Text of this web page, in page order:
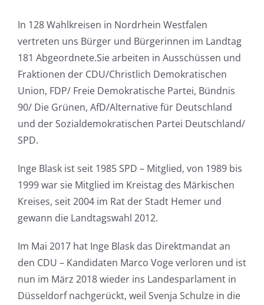
In 128 Wahlkreisen in Nordrhein Westfalen
vertreten uns Bürger und Bürgerinnen im Landtag
181 Abgeordnete.Sie arbeiten in Ausschüssen und
Fraktionen der CDU/Christlich Demokratischen
Union, FDP/ Freie Demokratische Partei, Bündnis
90/ Die Grünen, AfD/Alternative für Deutschland
und der Sozialdemokratischen Partei Deutschland/
SPD.
Inge Blask ist seit 1985 SPD – Mitglied, von 1989 bis
1999 war sie Mitglied im Kreistag des Märkischen
Kreises, seit 2004 im Rat der Stadt Hemer und
gewann die Landtagswahl 2012.
Im Mai 2017 hat Inge Blask das Direktmandat an
den CDU – Kandidaten Marco Voge verloren und ist
nun im März 2018 wieder ins Landesparlament in
Düsseldorf nachgerückt, weil Svenja Schulze in die